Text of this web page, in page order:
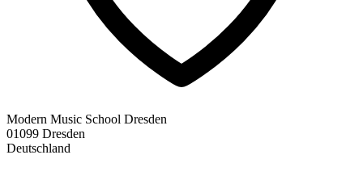
Modern Music School Dresden
01099 Dresden
Deutschland